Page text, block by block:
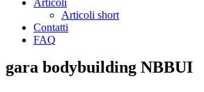
Articoli
Articoli short
Contatti
FAQ
gara bodybuilding NBBUI